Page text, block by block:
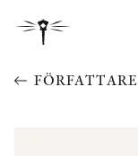
FÖRFATTARE